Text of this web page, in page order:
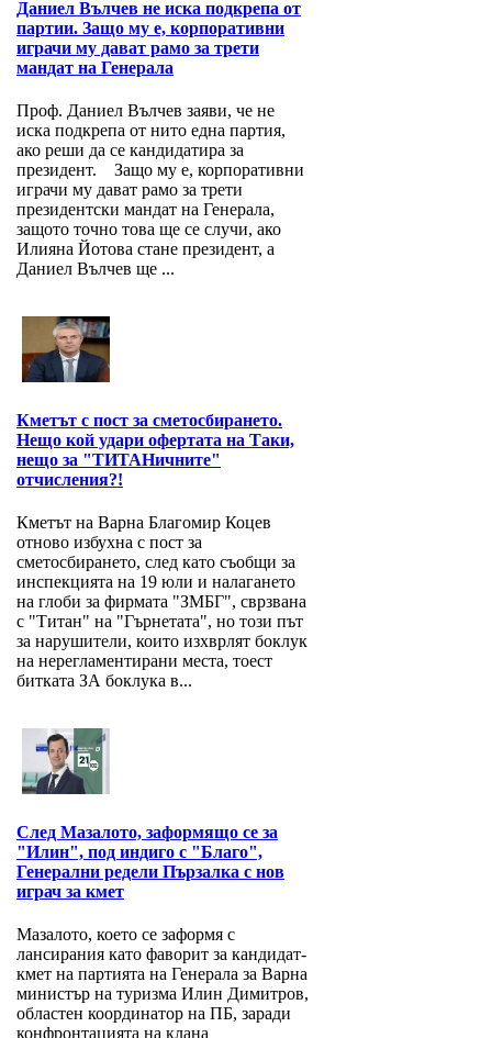
Даниел Вълчев не иска подкрепа от
партии. Защо му е, корпоративни
играчи му дават рамо за трети
мандат на Генерала
Проф. Даниел Вълчев заяви, че не
иска подкрепа от нито една партия,
ако реши да се кандидатира за
президент. Защо му е, корпоративни
играчи му дават рамо за трети
президентски мандат на Генерала,
защото точно това ще се случи, ако
Илияна Йотова стане президент, а
Даниел Вълчев ще ...
Кметът с пост за сметосбирането.
Нещо кой удари офертата на Таки,
нещо за "ТИТАНичните"
отчисления?!
Кметът на Варна Благомир Коцев
отново избухна с пост за
сметосбирането, след като съобщи за
инспекцията на 19 юли и налагането
на глоби за фирмата "ЗМБГ", сврзвана
с "Титан" на "Гърнетата", но този път
за нарушители, които изхврлят боклук
на нерегламентирани места, тоест
битката ЗА боклука в...
След Мазалото, заформящо се за
"Илин", под индиго с "Благо",
Генерални редели Пързалка с нов
играч за кмет
Мазалото, което се заформя с
лансирания като фаворит за кандидат-
кмет на партията на Генерала за Варна
министър на туризма Илин Димитров,
областен координатор на ПБ, заради
конфронтацията на клана